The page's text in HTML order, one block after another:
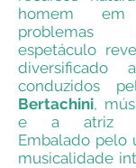
homem
problemas
espetáculo
diversificado
conduzidos
Bertachini,
e a atriz
Embalado pelo
musicalidade